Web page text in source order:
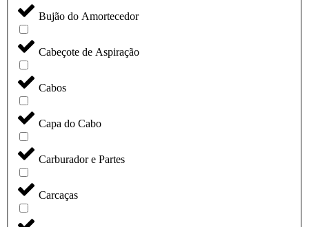
Bujão do Amortecedor
Cabeçote de Aspiração
Cabos
Capa do Cabo
Carburador e Partes
Carcaças